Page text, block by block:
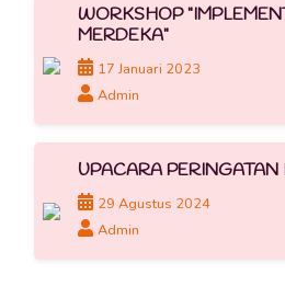
WORKSHOP
MERDEKA"
17 Januari 2023
Admin
UPACARA PERINGATAN
29 Agustus 2024
Admin